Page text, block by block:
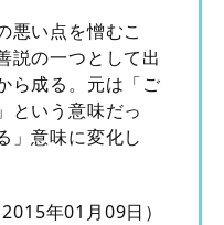
悪い点を憎むこ
説の一つとして出
ら成る。元は「ご
という意味だっ
」意味に変化し
2015年01月09日）